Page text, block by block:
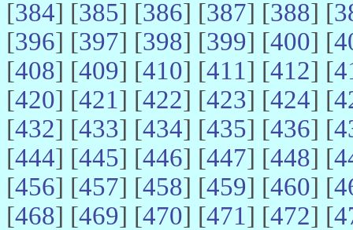
[384] [385] [386] [387] [388] [
[396] [397] [398] [399] [400] [
[408] [409] [410] [411] [412] [
[420] [421] [422] [423] [424] [
[432] [433] [434] [435] [436] [
[444] [445] [446] [447] [448] [
[456] [457] [458] [459] [460] [
[468] [469] [470] [471] [472] [